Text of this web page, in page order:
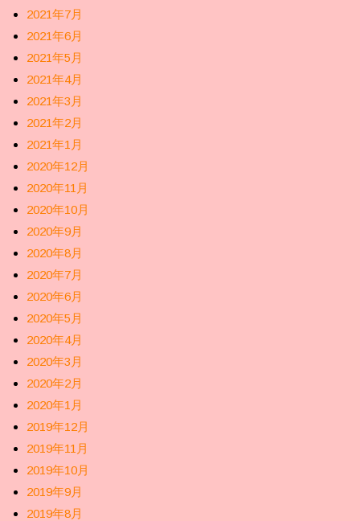
2021年7月
2021年6月
2021年5月
2021年4月
2021年3月
2021年2月
2021年1月
2020年12月
2020年11月
2020年10月
2020年9月
2020年8月
2020年7月
2020年6月
2020年5月
2020年4月
2020年3月
2020年2月
2020年1月
2019年12月
2019年11月
2019年10月
2019年9月
2019年8月